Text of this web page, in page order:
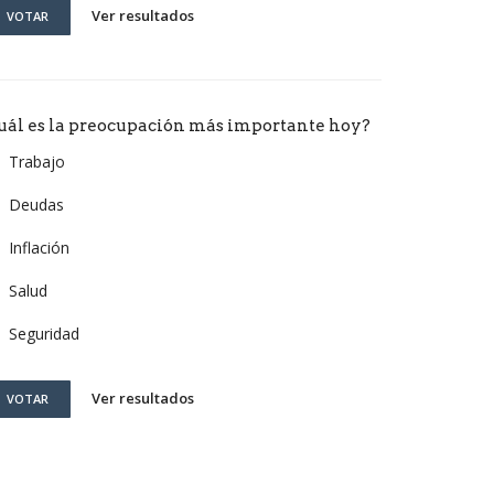
VOTAR Ver resultados
es la preocupación más importante hoy?
Trabajo
Deudas
Inflación
Salud
Seguridad
VOTAR Ver resultados